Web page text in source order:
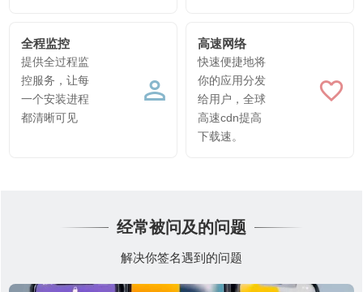
全程监控
提供全过程监
控服务，让每
一个安装进程
都清晰可见
高速网络
快速便捷地将
你的应用分发
给用户，全球
高速cdn提高
下载速。
经常被问及的问题
解决你签名遇到的问题